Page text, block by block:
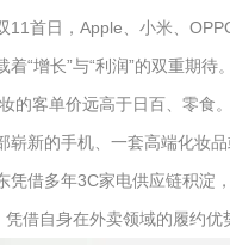
11首日，Apple、小米、
“增长”与“利润”的双重期待
的客单价远高于日百、零
崭新的手机、一套高端化妆
凭借多年3C家电供应链积
凭借自身在外卖领域的履约